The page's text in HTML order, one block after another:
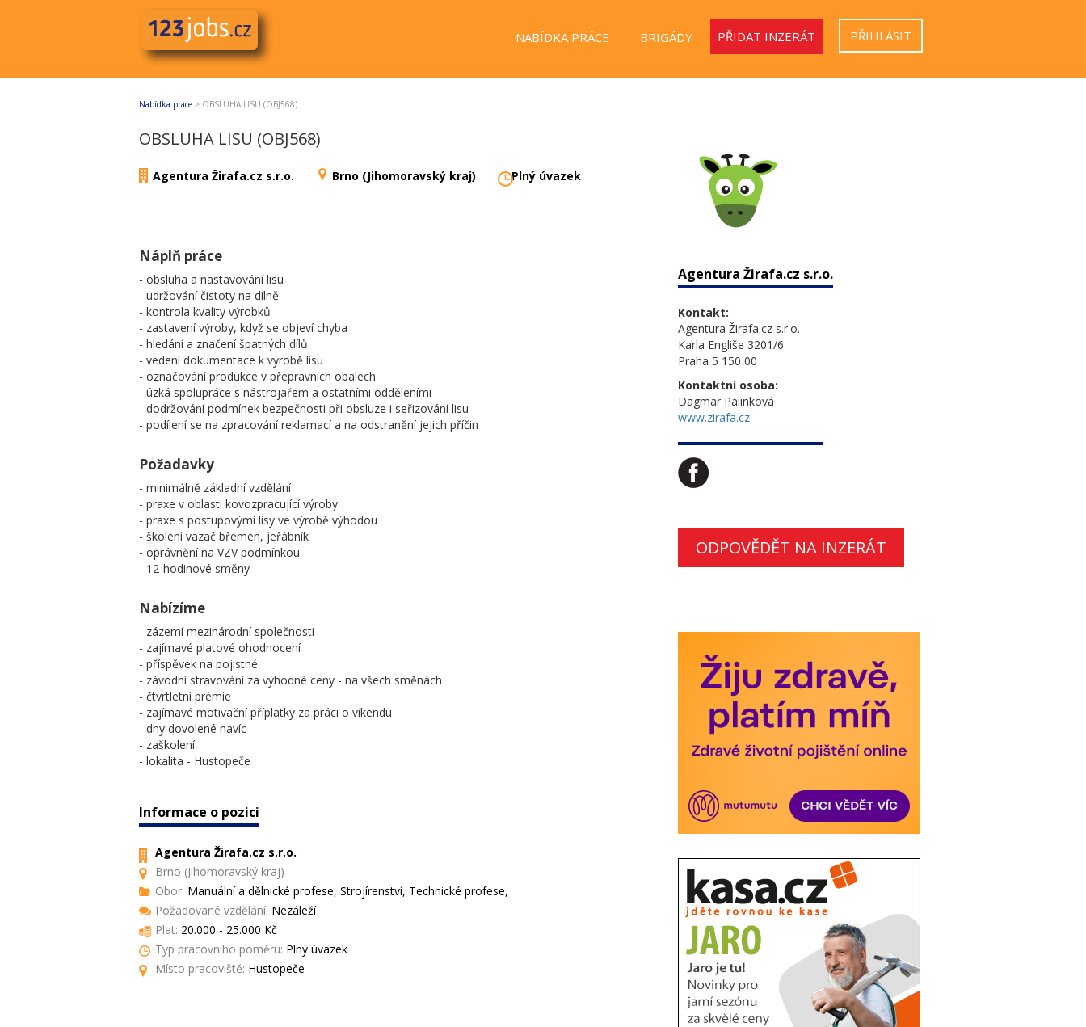
NABÍDKA PRÁCE BRIGÁDY PŘIDAT INZERÁT PŘIHLÁSIT
Nabídka práce > OBSLUHA LISU (OBJ568)
OBSLUHA LISU (OBJ568)
Agentura Žirafa.cz s.r.o. Brno (Jihomoravský kraj) Plný úvazek
Náplň práce
- obsluha a nastavování lisu
- udržování čistoty na dílně
- kontrola kvality výrobků
- zastavení výroby, když se objeví chyba
- hledání a značení špatných dílů
- vedení dokumentace k výrobě lisu
- označování produkce v přepravních obalech
- úzká spolupráce s nástrojařem a ostatními odděleními
- dodržování podmínek bezpečnosti při obsluze i seřizování lisu
- podílení se na zpracování reklamací a na odstranění jejich příčin
Požadavky
- minimálně základní vzdělání
- praxe v oblasti kovozpracující výroby
- praxe s postupovými lisy ve výrobě výhodou
- školení vazač břemen, jeřábník
- oprávnění na VZV podmínkou
- 12-hodinové směny
Nabízíme
- zázemí mezinárodní společnosti
- zajímavé platové ohodnocení
- příspěvek na pojistné
- závodní stravování za výhodné ceny - na všech směnách
- čtvrtletní prémie
- zajímavé motivační příplatky za práci o víkendu
- dny dovolené navíc
- zaškolení
- lokalita - Hustopeče
Informace o pozici
Agentura Žirafa.cz s.r.o.
Brno (Jihomoravský kraj)
Obor: Manuální a dělnické profese, Strojírenství, Technické profese,
Požadované vzdělání: Nezáleží
Plat: 20.000 - 25.000 Kč
Typ pracovního poměru: Plný úvazek
Místo pracoviště: Hustopeče
Agentura Žirafa.cz s.r.o.
Kontakt:
Agentura Žirafa.cz s.r.o.
Karla Engliše 3201/6
Praha 5 150 00
Kontaktní osoba:
Dagmar Palinková
www.zirafa.cz
ODPOVĚDĚT NA INZERÁT